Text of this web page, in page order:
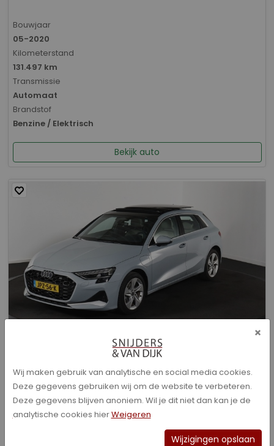
Bouwjaar
05-2020
Kilometerstand
131.497 km
Transmissie
Automaat
Brandstof
Benzine / Elektrisch
Bekijk auto
Audi A3 - Sportback 40 TFSI e Advanced edition
Bouwjaar
01-2026
Kilometerstand
×
Wij maken gebruik van analytische en social media cookies.
Deze gegevens gebruiken wij om de website te verbeteren.
Deze gegevens blijven anoniem. Wil je dit niet dan kan je de
analytische cookies hierWeigeren
Wijzigingen opslaan